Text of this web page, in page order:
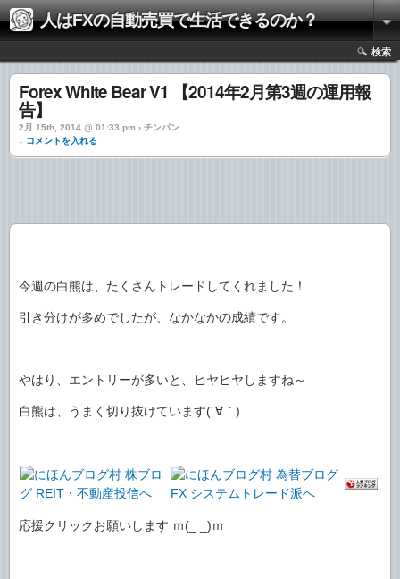
人はFXの自動売買で生活できるのか？
検索
Forex White Bear V1 【2014年2月第3週の運用報
告】
2月 15th, 2014 @ 01:33 pm › チンパン
↓ コメントを入れる
今週の白熊は、たくさんトレードしてくれました！
引き分けが多めでしたが、なかなかの成績です。
やはり、エントリーが多いと、ヒヤヒヤしますね～
白熊は、うまく切り抜けています(´∀｀)
応援クリックお願いします ｍ(_ _)ｍ